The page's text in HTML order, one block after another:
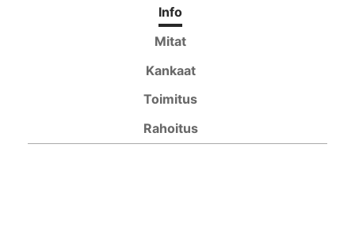
Info
Mitat
Kankaat
Toimitus
Rahoitus